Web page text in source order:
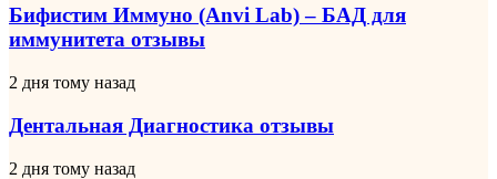
(Anvi
Lab)
–
для
отзывы
Бифистим Иммуно (Anvi Lab) – БАД для
иммунитета отзывы
Дентальная
отзывы
2 дня тому назад
Дентальная Диагностика отзывы
ВМ
2 дня тому назад